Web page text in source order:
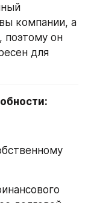
компании, а
поэтому он
для